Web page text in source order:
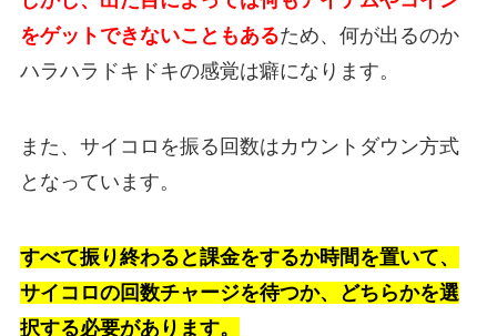
をゲットできないこともあるため、何が出るのか
ハラハラドキドキの感覚は癖になります。
また、サイコロを振る回数はカウントダウン方式
となっています。
すべて振り終わると課金をするか時間を置いて、
サイコロの回数チャージを待つか、どちらかを選
択する必要があります。